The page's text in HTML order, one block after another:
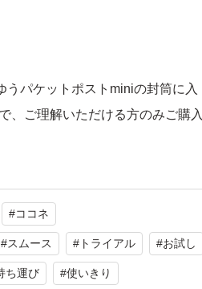
パケットポストminiの封筒に入
、ご理解いただける方のみご購入
ださい。※
#ココネ
#スムース # トライアル #お試し
ち運び #使いきり